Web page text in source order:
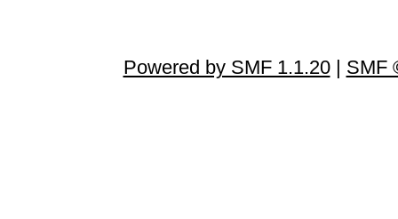
Powered by SMF 1.1.20| SMF